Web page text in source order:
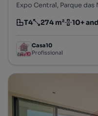
Expo Central, Parque
Tipologia
T4
Preço por metro
274 m²
Andar 10+
Casa10
Profissional